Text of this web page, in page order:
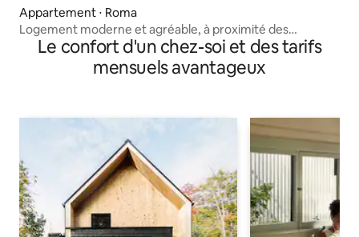
Appartement ⋅ Roma
Logement moderne et agréable, à proximité des
commerces et des restaurants
Le confort d'un chez-soi et des tarifs
mensuels avantageux